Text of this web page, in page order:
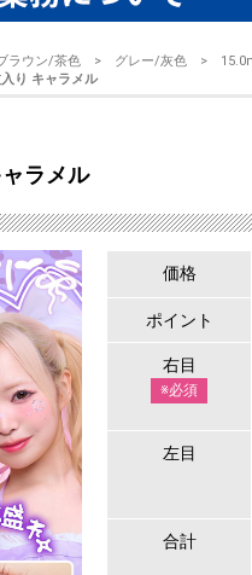
ラウン/茶色 グレー/灰色
り キャラメル
ラメル
価格
ポイント
右目
※必須
左目
合計